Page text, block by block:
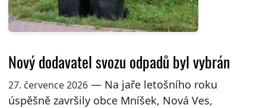
Nový dodavatel svozu odpadů byl vybrán
27. července 2026— Na jaře letošního roku
úspěšně završily obce Mníšek, Nová Ves,